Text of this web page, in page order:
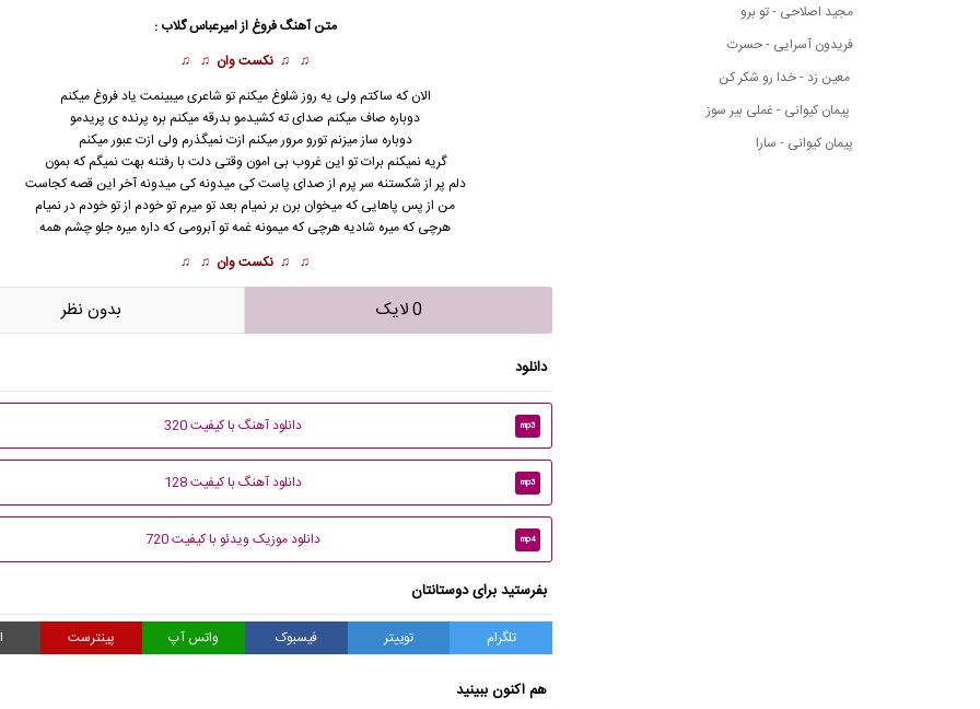
مجید اصلاحی - تو برو
فریدون آسرایی - حسرت
معین زد - خدا رو شکر کن
پیمان کیوانی - غملی بیر سوز
پیمان کیوانی - سارا
متن آهنگ فروغ ازامیرعباس گلاب :
♫ ♫ نکست وان ♫ ♫
الان که ساکتم ولی یه روز شلوغ میکنم تو شاعری میبینمت یاد فروغ میکنم
دوباره صاف میکنم صدای ته کشیدمو بدرقه میکنم بره پرنده ی پریدمو
دوباره ساز میزنم تورو مرور میکنم ازت نمیگذرم ولی ازت عبور میکنم
گریه نمیکنم برات تو این غروب بی امون وقتی دلت با رفتنه بهت نمیگم که بمون
دلم پر از شکستنه سر پرم از صدای پاست کی میدونه کی میدونه آخر این قصه کجاست
من از پس پاهایی که میخوان برن بر نمیام بعد تو میرم تو خودم از تو خودم در نمیام
هرچی که میره شادیه هرچی که میمونه غمه تو آبرومی که داره میره جلو چشم همه
♫ ♫ نکست وان ♫ ♫
0 لایک بدون نظر
دانلود
mp3 دانلود آهنگ با کیفیت 320
mp3 دانلود آهنگ با کیفیت 128
mp4 دانلود موزیک ویدئو با کیفیت 720
بفرستید برای دوستانتان
تلگرام توییتر فیسبوک واتس آپ پینترست
هم اکنون ببینید